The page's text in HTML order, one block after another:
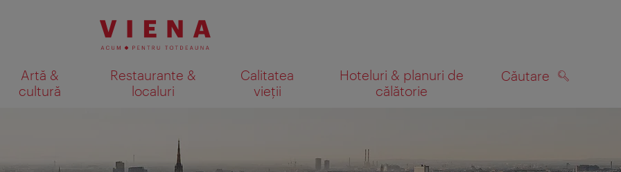
Artă &
cultură
Restaurante &
localuri
Calitatea
vieții
Hoteluri & planuri de
călătorie
Căutare